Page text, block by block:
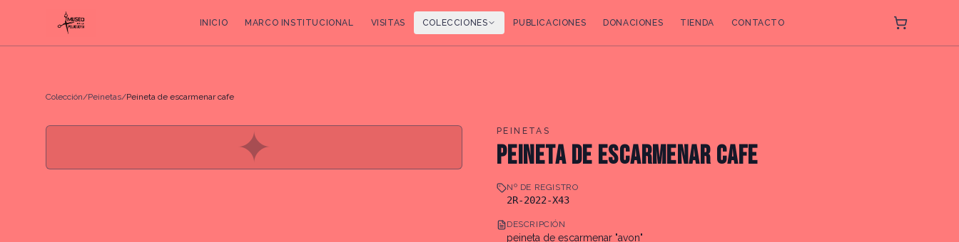
INICIO MARCO INSTITUCIONAL VISITAS COLECCIONES PUBLICACIONES DONACIONES TIENDA CONTACTO
Colección/Peinetas/Peineta de escarmenar cafe
✦ PEINETAS
PEINETA DE ESCARMENAR CAFE
Nº DE REGISTRO
2R-2022-X43
DESCRIPCIÓN
peineta de escarmenar "avon"